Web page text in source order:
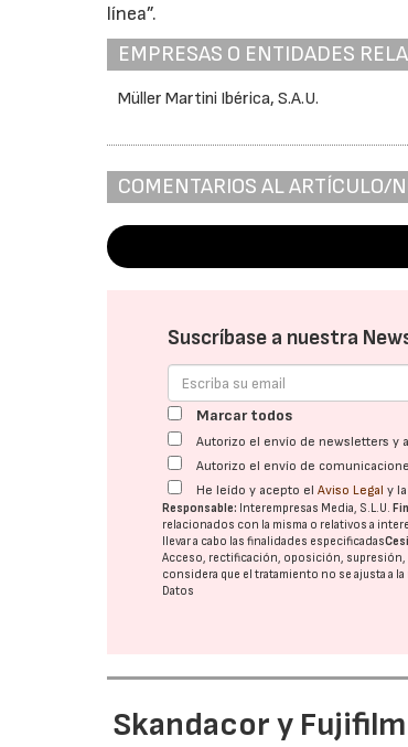
línea”.
EMPRESAS O ENTIDADES
Müller Martini Ibérica, S.A.U.
COMENTARIOS AL ARTÍCULO/
Suscríbase a nuestra
Marcar todos
Autorizo el envío de newsletters y
Autorizo el envío de
He leído y acepto elAviso Legal y la
Responsable: Interempresas Media, S.L.U.
relacionados con la misma o relativos a
llevar a cabo las finalidades especificadas
Acceso, rectificación, oposición,
considera que el tratamiento no se ajusta a
Datos
Skandacor y